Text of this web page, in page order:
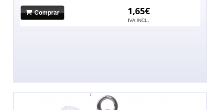
Comprar 1,65€
IVA INCL.